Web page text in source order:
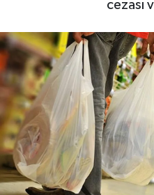
cezası
EĞİTİM
BÖLGE
KEŞFET
POPÜLER
DÜNYA